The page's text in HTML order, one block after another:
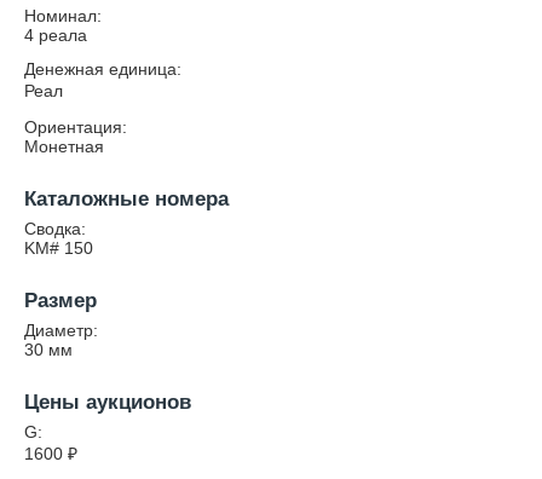
Номинал:
4 реала
Денежная единица:
Реал
Ориентация:
Монетная
Каталожные номера
Сводка:
KM# 150
Размер
Диаметр:
30 мм
Цены аукционов
G:
1600 ₽